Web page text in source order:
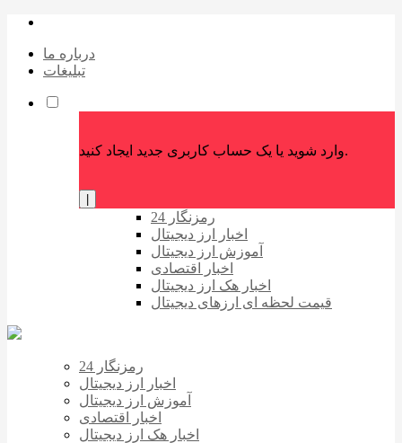
درباره ما
تبلیغات
وارد شوید یا یک حساب کاربری جدید ایجاد کنید.
رمزنگار 24
اخبار ارز دیجیتال
آموزش ارز دیجیتال
اخبار اقتصادی
اخبار هک ارز دیجیتال
قیمت لحظه ای ارزهای دیجیتال
رمزنگار 24
اخبار ارز دیجیتال
آموزش ارز دیجیتال
اخبار اقتصادی
اخبار هک ارز دیجیتال